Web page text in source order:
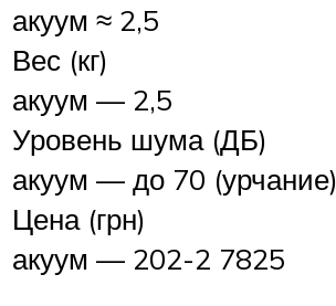
акуум ≈ 2,5
Вес (кг)
акуум — 2,5
Уровень шума (ДБ)
акуум — до 70 (урчание)
Цена (грн)
акуум — 202-2 7825